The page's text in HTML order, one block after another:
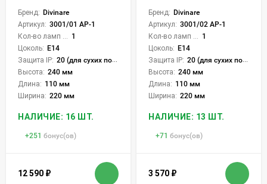
Бренд: Divinare
Артикул: 3001/01 AP-1
1
Цоколь: E14
Защита IP: 20 (для сухих пом.)
Высота: 240 мм
Длина: 110 мм
Ширина: 220 мм
НАЛИЧИЕ: 16 ШТ.
+251 бонус(ов)
12 590 ₽
Бренд: Divinare
Артикул: 3001/02 AP-1
1
Цоколь: E14
Защита IP: 20 (для сухих пом.)
Высота: 240 мм
Длина: 110 мм
Ширина: 220 мм
НАЛИЧИЕ: 13 ШТ.
+71 бонус(ов)
3 570 ₽